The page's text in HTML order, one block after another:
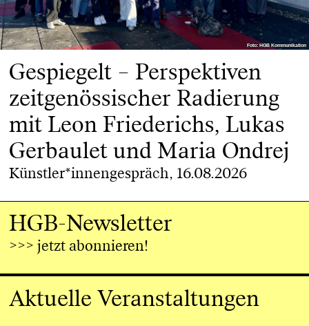
Foto: HGB Kommunikation
Foto: HGB Kommunikation
Gespiegelt – Perspektiven
zeitgenössischer Radierung
mit Leon Friederichs, Lukas
Gerbaulet und Maria Ondrej
Künstler*innengespräch, 16.08.2026
HGB-Newsletter
>>> jetzt abonnieren!
Aktuelle Veranstaltungen